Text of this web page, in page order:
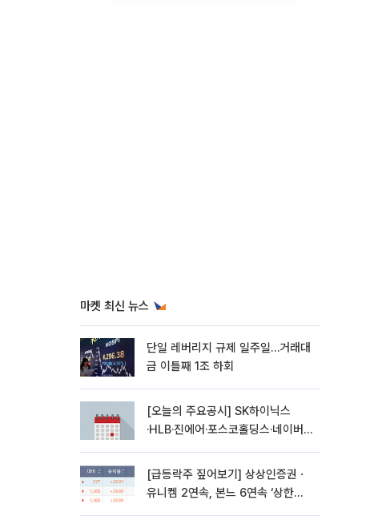
마켓 최신 뉴스
단일 레버리지 규제 일주일…거래대
금 이틀째 1조 하회
[오늘의 주요공시] SK하이닉스
·HLB·진에어·포스코홀딩스·네이버·
[급등락주 짚어보기] 상상인증권ㆍ
유니켐 2연속, 본느 6연속 ‘상한